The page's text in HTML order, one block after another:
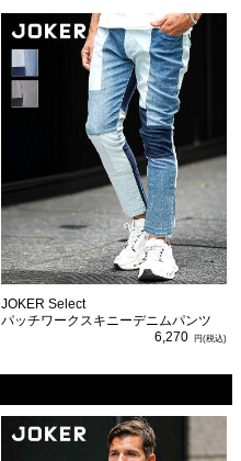
JOKER Select
パッチワークスキニーデニムパンツ
6,270